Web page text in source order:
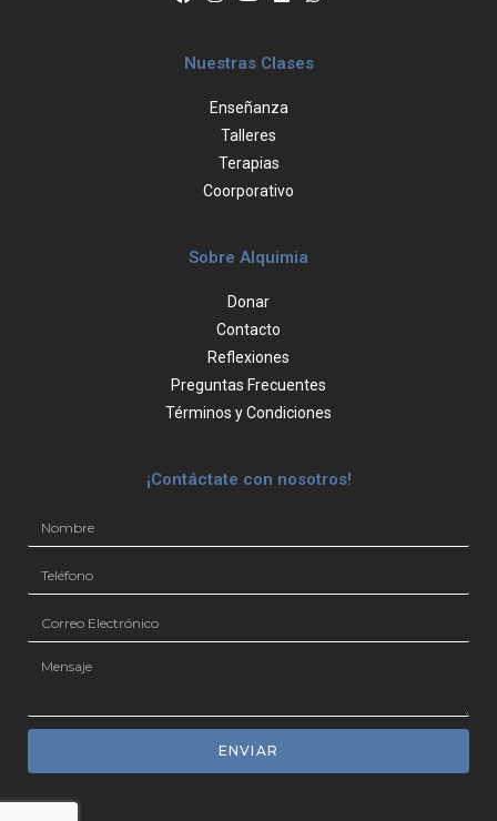
Nuestras Clases
Enseñanza
Talleres
Terapias
Coorporativo
Sobre Alquimia
Donar
Contacto
Reflexiones
Preguntas Frecuentes
Términos y Condiciones
¡Contáctate con nosotros!
ENVIAR